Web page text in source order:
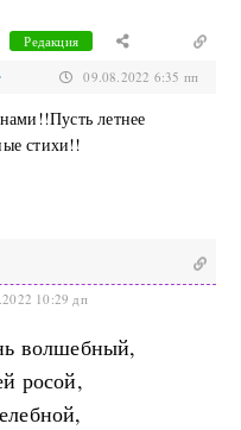
Редакция
09.08.2022 6:35 пп
летнее
стихи!!
10:29 дп
волшебный,
росой,